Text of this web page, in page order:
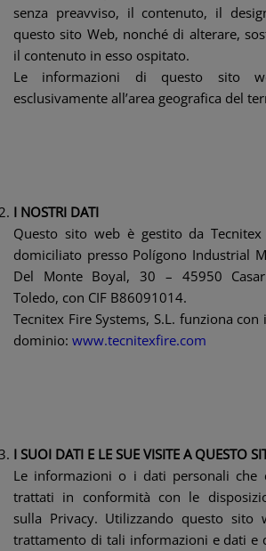
senza preavviso, il contenuto, il
questo sito Web, nonché di alterare,
il contenuto in esso ospitato.
Le informazioni di questo sito
esclusivamente all’area geografica del
I NOSTRI DATI
Questo sito web è gestito da Tecnitex
domiciliato presso Polígono Industrial
Del Monte Boyal, 30 – 45950
Toledo, con CIF B86091014.
Tecnitex Fire Systems, S.L. funziona
dominio: www.tecnitexfire.com
I SUOI DATI E LE SUE VISITE A QUESTO
Le informazioni o i dati personali che
trattati in conformità con le
sulla Privacy. Utilizzando questo sito
trattamento di tali informazioni e dati e